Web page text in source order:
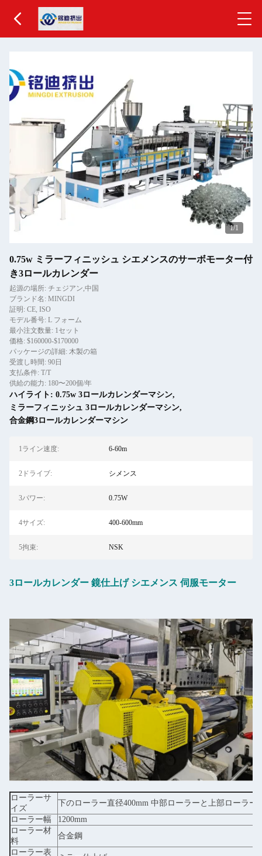
1/1
0.75w ミラーフィニッシュ シエメンスのサーボモーター付
き3ロールカレンダー
起源の場所: チェジアン,中国
ブランド名: MINGDI
証明: CE, ISO
モデル番号: L フォーム
最小注文数量: 1セット
価格: $160000-$170000
パッケージの詳細: 木製の箱
受渡し時間: 90日
支払条件: T/T
供給の能力: 180〜200個/年
ハイライト: 0.75w 3ロールカレンダーマシン,
ミラーフィニッシュ 3ロールカレンダーマシン,
合金鋼3ロールカレンダーマシン
1ライン速度: 6-60m
2ドライブ: シメンス
3パワー: 0.75W
4サイズ: 400-600mm
5拘束: NSK
3ロールカレンダー 鏡仕上げ シエメンス 伺服モーター
ローラーサ
イズ
下のローラー直径400mm 中部ローラーと上部ローラー
ローラー幅
1200mm
ローラー材
料
合金鋼
ローラー表